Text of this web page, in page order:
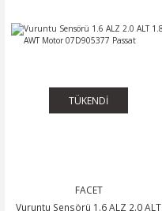
TÜKENDİ
FACET
Vuruntu Sensörü 1.6 ALZ 2.0 ALT